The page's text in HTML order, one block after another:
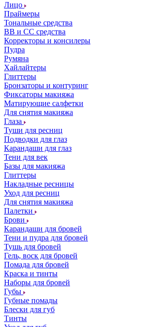
Лицо
Праймеры
Тональные средства
ВВ и СС средства
Корректоры и консилеры
Пудра
Румяна
Хайлайтеры
Глиттеры
Бронзаторы и контуринг
Фиксаторы макияжа
Матирующие салфетки
Для снятия макияжа
Глаза
Туши для ресниц
Подводки для глаз
Карандаши для глаз
Тени для век
Базы для макияжа
Глиттеры
Накладные ресницы
Уход для ресниц
Для снятия макияжа
Палетки
Брови
Карандаши для бровей
Тени и пудра для бровей
Тушь для бровей
Гель, воск для бровей
Помада для бровей
Краска и тинты
Наборы для бровей
Губы
Губные помады
Блески для губ
Тинты